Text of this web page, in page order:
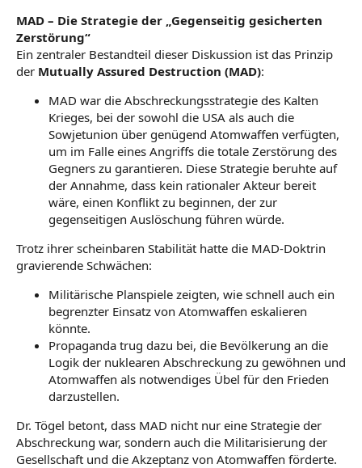
MAD – Die Strategie der „Gegenseitig gesicherten
Zerstörung“
Ein zentraler Bestandteil dieser Diskussion ist das Prinzip
der Mutually Assured Destruction (MAD):
MAD war die Abschreckungsstrategie des Kalten
Krieges, bei der sowohl die USA als auch die
Sowjetunion über genügend Atomwaffen verfügten,
um im Falle eines Angriffs die totale Zerstörung des
Gegners zu garantieren. Diese Strategie beruhte auf
der Annahme, dass kein rationaler Akteur bereit
wäre, einen Konflikt zu beginnen, der zur
gegenseitigen Auslöschung führen würde.
Trotz ihrer scheinbaren Stabilität hatte die MAD-Doktrin
gravierende Schwächen:
Militärische Planspiele zeigten, wie schnell auch ein
begrenzter Einsatz von Atomwaffen eskalieren
könnte.
Propaganda trug dazu bei, die Bevölkerung an die
Logik der nuklearen Abschreckung zu gewöhnen und
Atomwaffen als notwendiges Übel für den Frieden
darzustellen.
Dr. Tögel betont, dass MAD nicht nur eine Strategie der
Abschreckung war, sondern auch die Militarisierung der
Gesellschaft und die Akzeptanz von Atomwaffen förderte.